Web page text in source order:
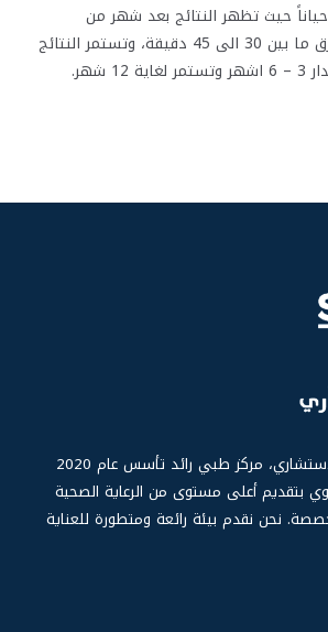
حيث تظهر النتائج بعد شهر من
الجلسة التي تستغرق ما بين 30 الى 45 دقيقة، وتستمر النتائج
يح الطبي الاستشاري، مركز طبي رائد تأسس عام 2020
بتقديم أعلى مستوى من الرعاية الصحية
نحن نقدم بيئة رائعة ومتطورة للعناية